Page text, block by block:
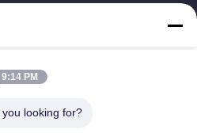
우리 에 관한 것
품질 관리
9:14 PM
looking for?